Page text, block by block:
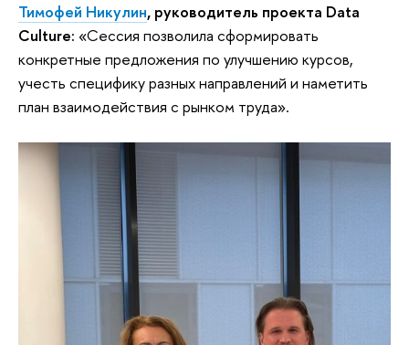
Тимофей Никулин, руководитель проекта Data
Culture: «Сессия позволила сформировать
конкретные предложения по улучшению курсов,
учесть специфику разных направлений и наметить
план взаимодействия с рынком труда».